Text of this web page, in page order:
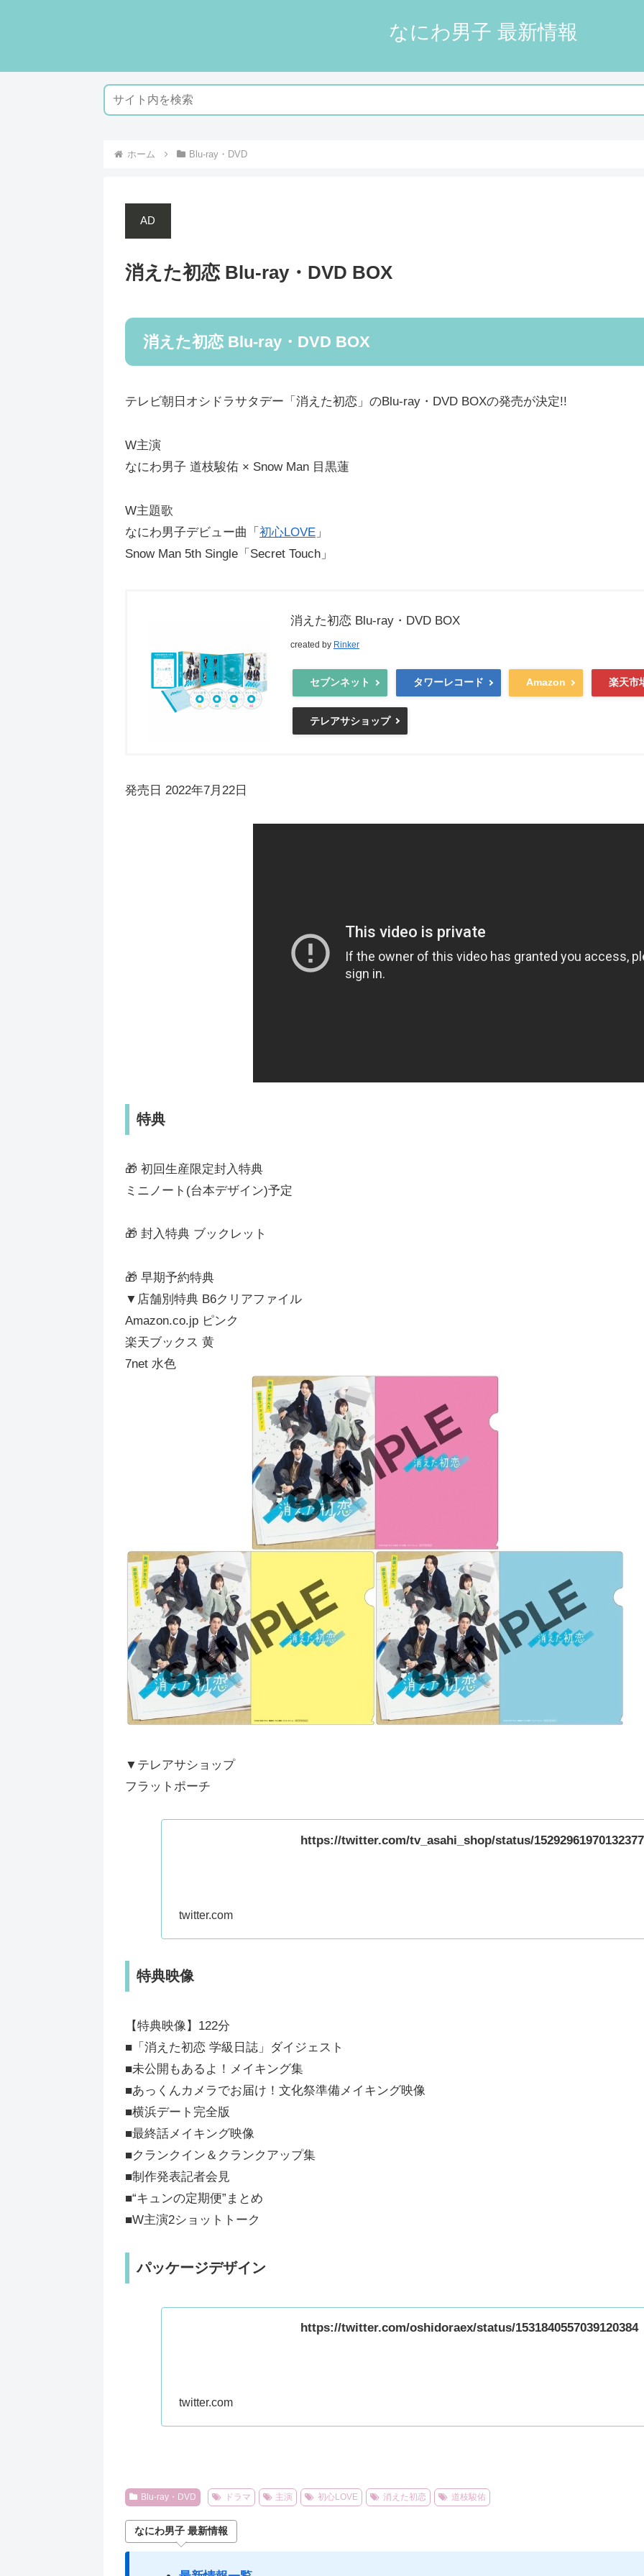
なにわ男子 最新情報
ホーム Blu-ray・DVD
AD
消えた初恋 Blu-ray・DVD BOX
消えた初恋 Blu-ray・DVD BOX
テレビ朝日オシドラサタデー「消えた初恋」のBlu-ray・DVD BOXの発売が決定!!
W主演
なにわ男子 道枝駿佑 × Snow Man 目黒蓮
W主題歌
なにわ男子デビュー曲「 初心LOVE 」
Snow Man 5th Single「Secret Touch」
消えた初恋 Blu-ray・DVD BOX
created by Rinker
セブンネット タワーレコード Amazon 楽天市
テレアサショップ
発売日 2022年7月22日
特典
🎁 初回生産限定封入特典
ミニノート(台本デザイン)予定
🎁 封入特典 ブックレット
🎁 早期予約特典
▼店舗別特典 B6クリアファイル
Amazon.co.jp ピンク
楽天ブックス 黄
7net 水色
▼テレアサショップ
フラットポーチ
https://twitter.com/tv_asahi_shop/status/
twitter.com
特典映像
【特典映像】122分
■「消えた初恋 学級日誌」ダイジェスト
■未公開もあるよ！メイキング集
■あっくんカメラでお届け！文化祭準備メイキング映像
■横浜デート完全版
■最終話メイキング映像
■クランクイン＆クランクアップ集
■制作発表記者会見
■“キュンの定期便”まとめ
■W主演2ショットトーク
パッケージデザイン
https://twitter.com/oshidoraex/status/1531840557039120384
twitter.com
Blu-ray・DVD ドラマ 主演 初心LOVE 消えた初恋 道枝駿佑
なにわ男子 最新情報